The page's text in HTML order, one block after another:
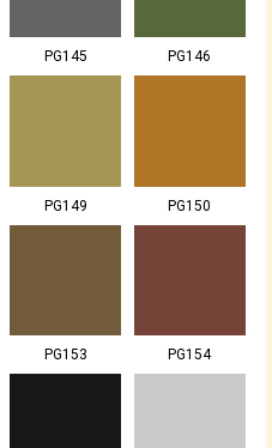
PG145 PG146
PG149 PG150
PG153 PG154